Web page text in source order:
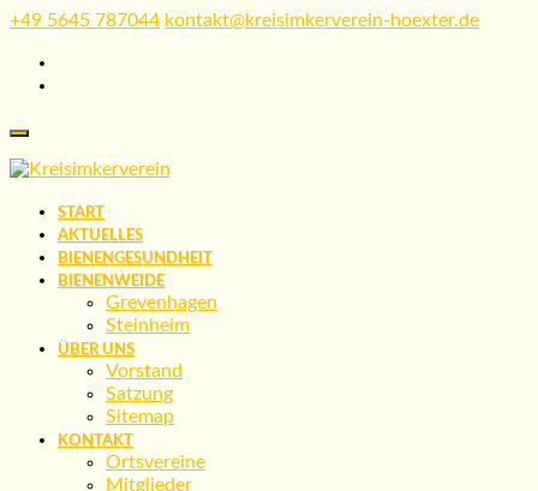
Skip
content
+49 5645 787044 kontakt@kreisimkerverein-hoexter.de
START
AKTUELLES
BIENENGESUNDHEIT
BIENENWEIDE
Grevenhagen
Steinheim
ÜBER UNS
Vorstand
Satzung
Sitemap
KONTAKT
Ortsvereine
Mitglieder